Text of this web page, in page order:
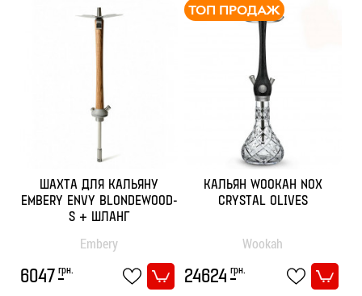
ШАХТА ДЛЯ КАЛЬЯНУ
EMBERY ENVY BLONDEWOOD-
S + ШЛАНГ
Embery
6047 грн.
ТОП ПРОДАЖ
КАЛЬЯН WOOKAH NOX
CRYSTAL OLIVES
Wookah
24624 грн.